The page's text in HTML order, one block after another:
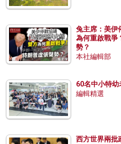
兔主席：美伊
為何重啟戰爭
勢？
本社編輯部
60名中小特
編輯精選
西方世界兩批